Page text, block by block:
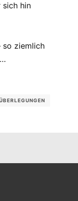
sich hin
so ziemlich